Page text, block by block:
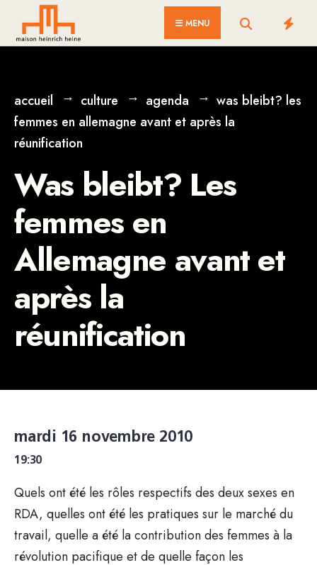
MENU
accueil culture agenda
was bleibt? les
femmes en allemagne avant et après la
réunification
Was bleibt? Les
femmes en
Allemagne avant et
après la
réunification
mardi 16 novembre 2010
19:30
Quels ont été les rôles respectifs des deux sexes en
RDA, quelles ont été les pratiques sur le marché du
travail, quelle a été la contribution des femmes à la
révolution pacifique et de quelle façon les